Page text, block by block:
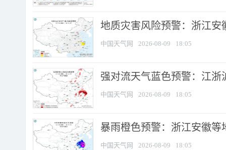
地质灾害风险预警：浙江安
中国天气网 2026-08-09 18:05
强对流天气蓝色预警：江浙
中国天气网 2026-08-09 18:05
暴雨橙色预警：浙江安徽等
中国天气网 2026-08-09 18:05